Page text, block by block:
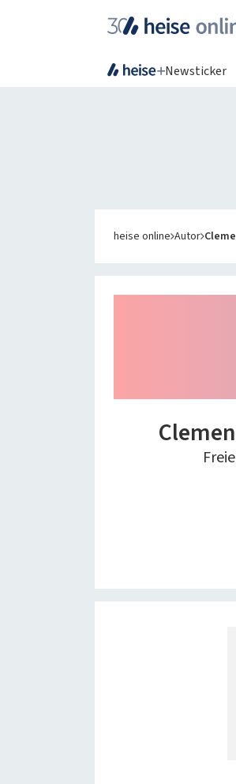
Ratgeber
Newsticker
heise online Autor